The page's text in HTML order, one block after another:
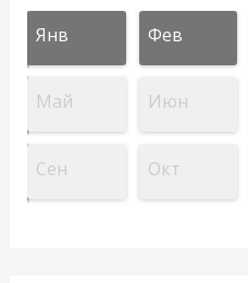
Янв Фев
Май Июн
Сен Окт